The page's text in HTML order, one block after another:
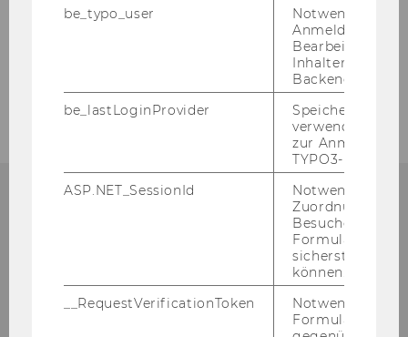
AO. UNIV. PROF. DR. PHIL. GA­BRIE­
be_typo_user
Notwendig für
Anmeldung und
Bearbeitung von
Inhalten im
Backend.
be_lastLoginProvider
Speichert die
verwendete
zur Anmeldung
TYPO3-Backend.
ASP.NET_SessionId
Notwendig, um
Zuordnung von
Besucher zu
sicherstellen zu
können.
__RequestVerificationToken
Notwendig, um